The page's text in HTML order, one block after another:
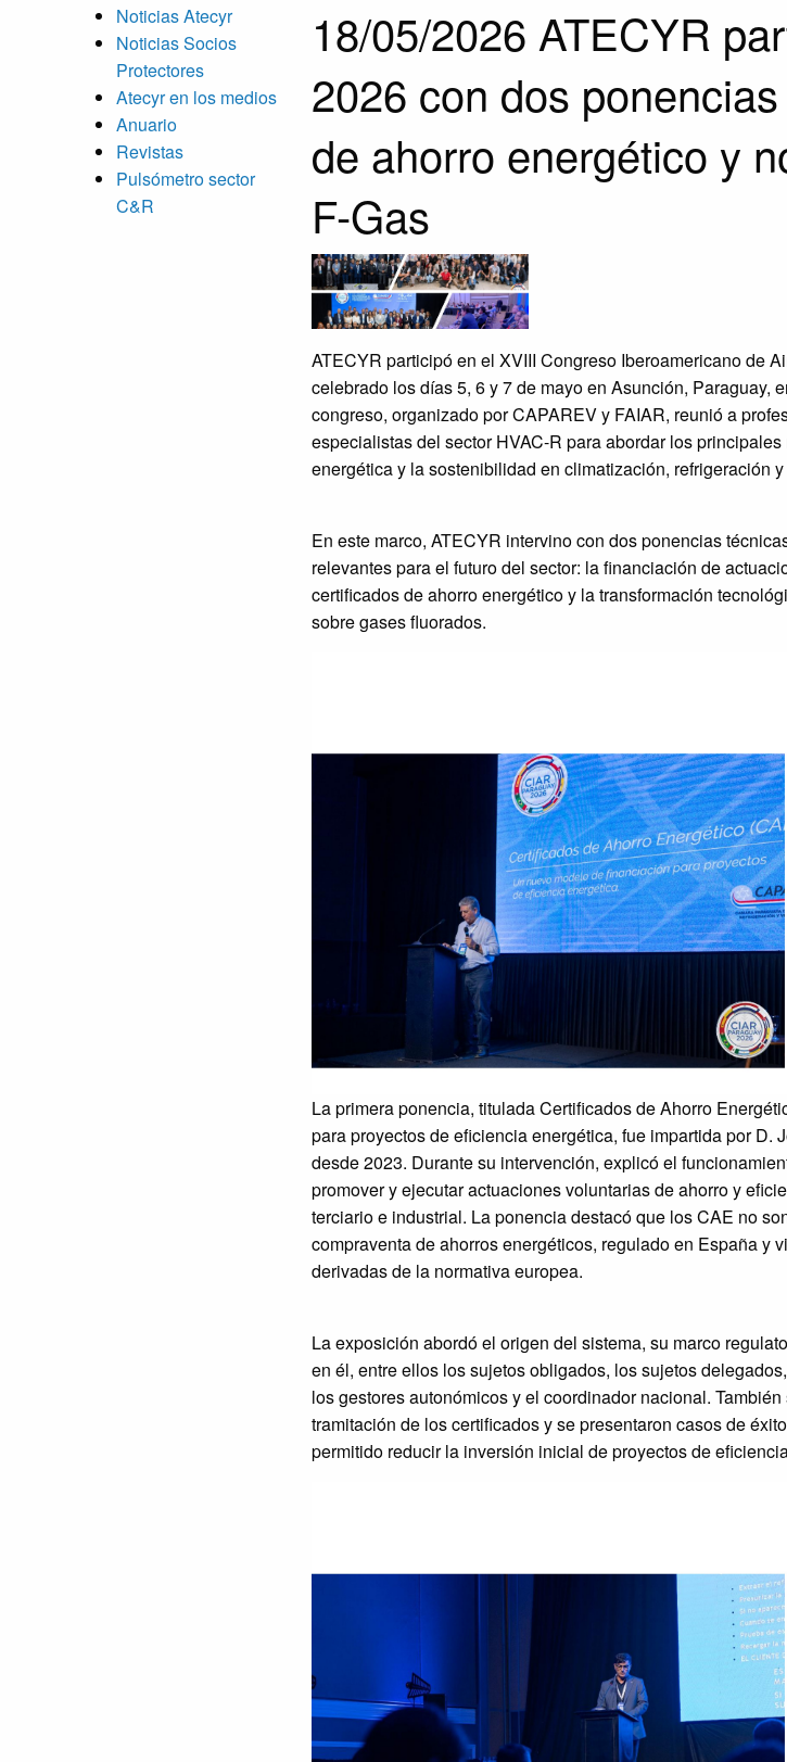
Noticias Atecyr
Noticias Socios
Protectores
Atecyr en los medios
Anuario
Revistas
Pulsómetro sector
C&R
18/05/2026 ATECYR
2026 con dos
de ahorro energético y
F-Gas
ATECYR participó en el XVIII Congreso Iberoamericano de
celebrado los días 5, 6 y 7 de mayo en Asunción, Paraguay,
congreso, organizado por CAPAREV y FAIAR, reunió a
especialistas del sector HVAC-R para abordar los
energética y la sostenibilidad en climatización, refrigeración
En este marco, ATECYR intervino con dos ponencias
relevantes para el futuro del sector: la financiación de
certificados de ahorro energético y la transformación
sobre gases fluorados.
La primera ponencia, titulada Certificados de Ahorro
para proyectos de eficiencia energética, fue impartida por D.
desde 2023. Durante su intervención, explicó el
promover y ejecutar actuaciones voluntarias de ahorro y
terciario e industrial. La ponencia destacó que los CAE no
compraventa de ahorros energéticos, regulado en España y
derivadas de la normativa europea.
La exposición abordó el origen del sistema, su marco
en él, entre ellos los sujetos obligados, los sujetos
los gestores autonómicos y el coordinador nacional.
tramitación de los certificados y se presentaron casos de
permitido reducir la inversión inicial de proyectos de